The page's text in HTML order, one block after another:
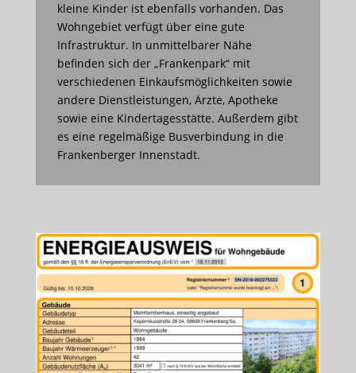
kleine Kinder ist ebenfalls vorhanden. Das
Wohngebiet verfügt über eine gute
Infrastruktur. In unmittelbarer Nähe
befinden sich der „Frankenpark“ mit
verschiedenen Einkaufsmöglichkeiten sowie
andere Dienstleistungen, Ärzte, Apotheke
sowie eine Kindertagesstätte. Außerdem gibt
es eine regelmäßige Busverbindung in die
Frankenberger Innenstadt.